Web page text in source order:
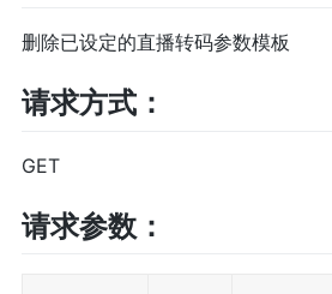
删除已设定的直播转码参数模板
请求方式：
GET
请求参数：